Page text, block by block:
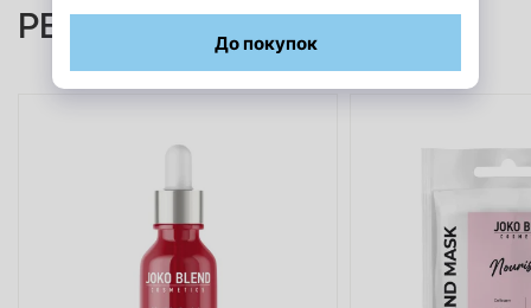
РЕКОМЕНДОВАНІ ТОВАРИ